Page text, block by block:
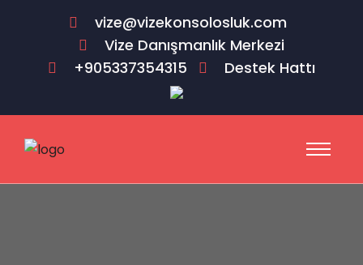
vize@vizekonsolosluk.com
Vize Danışmanlık Merkezi
+905337354315
Destek Hattı